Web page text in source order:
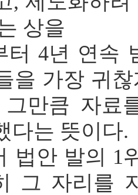
상을
터 4년 연속
을 가장 귀
만큼 자료
다는 뜻이다.
법안 발의 1
그 자리를